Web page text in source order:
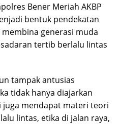
Bener Meriah AKBP
bentuk pendekatan
generasi muda
tertib berlalu lintas
tampak antusias
tidak hanya diajarkan
mendapat materi teori
lintas, etika di jalan raya,